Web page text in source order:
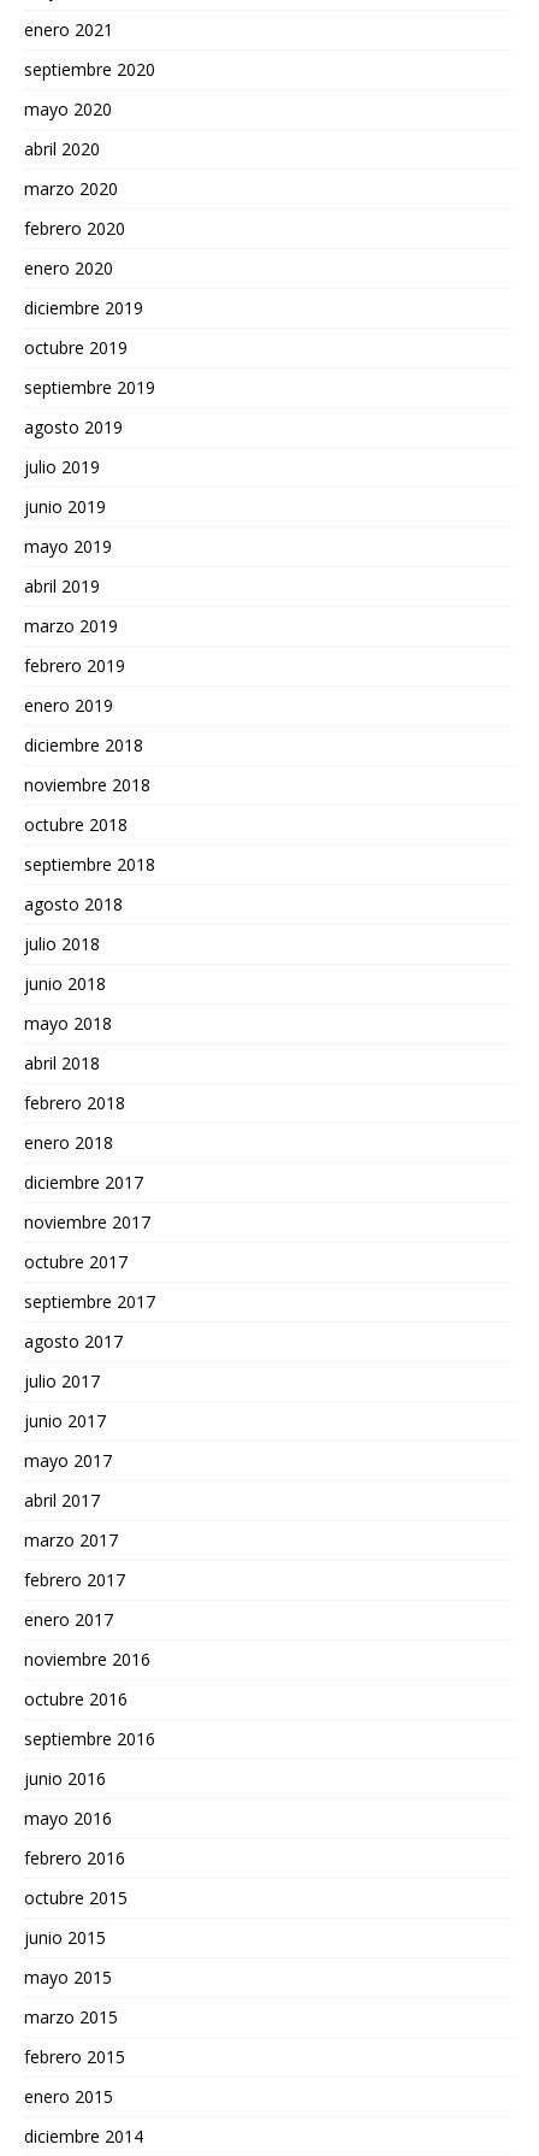
enero 2021
septiembre 2020
mayo 2020
abril 2020
marzo 2020
febrero 2020
enero 2020
diciembre 2019
octubre 2019
septiembre 2019
agosto 2019
julio 2019
junio 2019
mayo 2019
abril 2019
marzo 2019
febrero 2019
enero 2019
diciembre 2018
noviembre 2018
octubre 2018
septiembre 2018
agosto 2018
julio 2018
junio 2018
mayo 2018
abril 2018
febrero 2018
enero 2018
diciembre 2017
noviembre 2017
octubre 2017
septiembre 2017
agosto 2017
julio 2017
junio 2017
mayo 2017
abril 2017
marzo 2017
febrero 2017
enero 2017
noviembre 2016
octubre 2016
septiembre 2016
junio 2016
mayo 2016
febrero 2016
octubre 2015
junio 2015
mayo 2015
marzo 2015
febrero 2015
enero 2015
diciembre 2014